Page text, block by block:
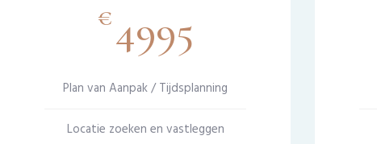
€4995
Plan van Aanpak / Tijdsplanning
Locatie zoeken en vastleggen